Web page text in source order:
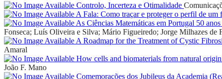
Controlo, Incerteza e Otimalidade
A Fala: Como traçar e proteger o perfil de um
As Ciências Matemáticas em Portugal 50
Fonseca; Luís Oliveira e Silva; Mário Figueiredo; Jorge Milhazes de
A Roadmap for the Treatment of Cystic
Amaral
How cells and biomaterials from natural
João F. Mano
Comemorações dos Jubileus da Academia